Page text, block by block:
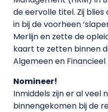
de eervolle titel. Zij
in bij de voorheen
Merlijn en zette de
kaart te zetten binnen
Algemeen en
Nomineer!
Inmiddels zijn er al veel
binnengekomen bij de